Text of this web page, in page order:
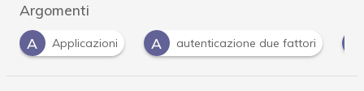
Argomenti
Applicazioni A autenticazione due fattori B banche